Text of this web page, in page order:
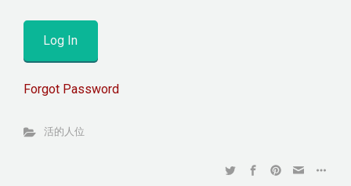
Forgot Password
活的人位